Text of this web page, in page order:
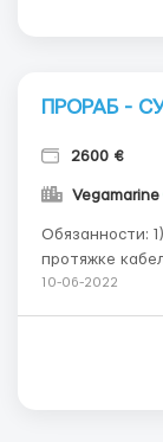
ПРОРАБ -
2600 €
Vegamarine
Обязанности: 1) Организация проведения работ по
протяжке
Руководство
сопутствующими
10-06-2022